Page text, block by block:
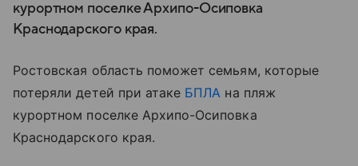
курортном поселке Архипо-Осиповка
Краснодарского края.
Ростовская область поможет семьям, которые
потеряли детей при атаке БПЛА на пляж
курортном поселке Архипо-Осиповка
Краснодарского края.